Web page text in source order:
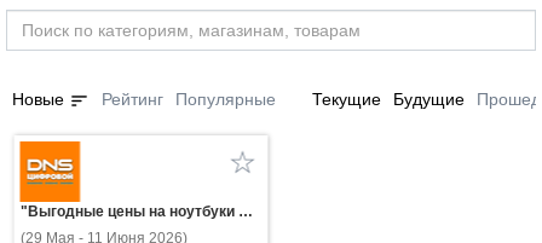
Новые sort Рейтинг Популярные Текущие Будущие
"Выгодные цены на ноутбуки Machenike!"
(29 Мая - 11 Июня 2026)